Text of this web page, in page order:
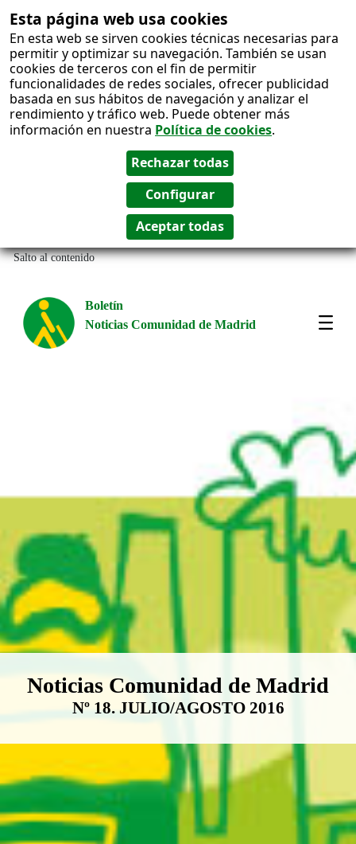
Esta página web usa cookies
En esta web se sirven cookies técnicas necesarias para
permitir y optimizar su navegación. También se usan
cookies de terceros con el fin de permitir
funcionalidades de redes sociales, ofrecer publicidad
basada en sus hábitos de navegación y analizar el
rendimiento y tráfico web. Puede obtener más
información en nuestra Política de cookies.
Salto al contenido
Boletín
Noticias Comunidad de Madrid
Boletín Noticias Comunidad de
Noticias Comunidad de Madrid
Nº 18. JULIO/AGOSTO 2016